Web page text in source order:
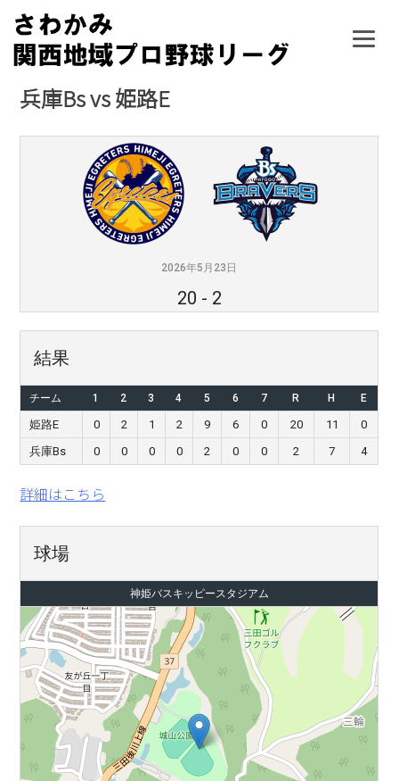
Skip
content
兵庫Bs vs 姫路E
2026年5月23日
20 - 2
結果
チーム 1 2 3 4 5 6 7 R H E
姫路E 0 2 1 2 9 6 0 20 11
0
兵庫Bs
0 0 0 0 2 0 0 2 7 4
詳細はこちら
球場
神姫バスキッピースタジアム